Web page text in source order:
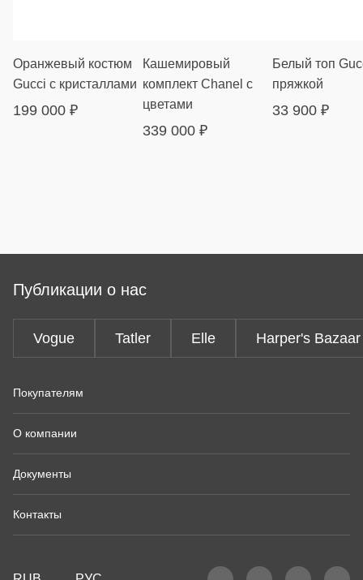
Оранжевый костюм
Gucci с кристаллами
199 000 ₽
Кашемировый
комплект Chanel с
цветами
339 000 ₽
Белый топ
пряжкой
33 900 ₽
Публикации о нас
Vogue Tatler Elle Harper's Bazaar
Покупателям
О компании
Документы
Контакты